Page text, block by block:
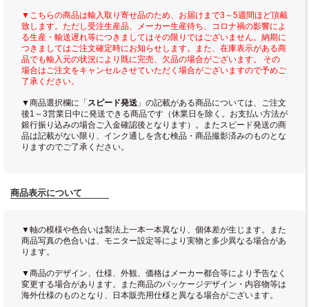
▼こちらの商品は輸入取り寄せ品のため、お届けまで3～5週間ほど頂戴
致します。ただし受注生産品、メーカー生産待ち、コロナ禍の影響によ
る生産・輸送遅れ等につきましてはその限りではございません。納期に
つきましてはご注文確定時にお知らせします。また、在庫表示がある商
品でも輸入元の状況により既に完売、欠品の場合がございます。 その
場合はご注文をキャンセルさせていただく場合がございますので予めご
了承ください。
▼商品選択欄に「 スピード発送 」の記載がある商品については、ご注文
後1～3営業日中に発送できる商品です（休業日を除く。お支払い方法が
銀行振り込みの場合ご入金確認後となります）。またスピード発送の商
品は記載がない限り、インク通しを含む検品・商品撮影済みのものとな
りますのでご了承ください。
商品表示について
▼軸の模様や色合いは製法上一本一本異なり、個体差が生じます。また
商品写真の色合いは、モニター設定等により実物と多少異なる場合があ
ります。
▼商品のデザイン、仕様、外観、価格はメーカー都合等により予告なく
変更する場合があります。また商品のパッケージデザイン・内容物等は
海外仕様のものとなり、日本販売用仕様と異なる場合がございます。